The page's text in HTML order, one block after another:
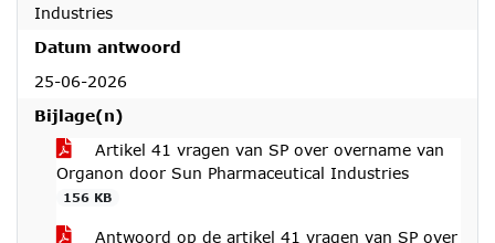
Industries
Datum antwoord
25-06-2026
Bijlage(n)
Artikel 41 vragen van SP over overname van
Organon door Sun Pharmaceutical Industries
156 KB
Antwoord op de artikel 41 vragen van SP over